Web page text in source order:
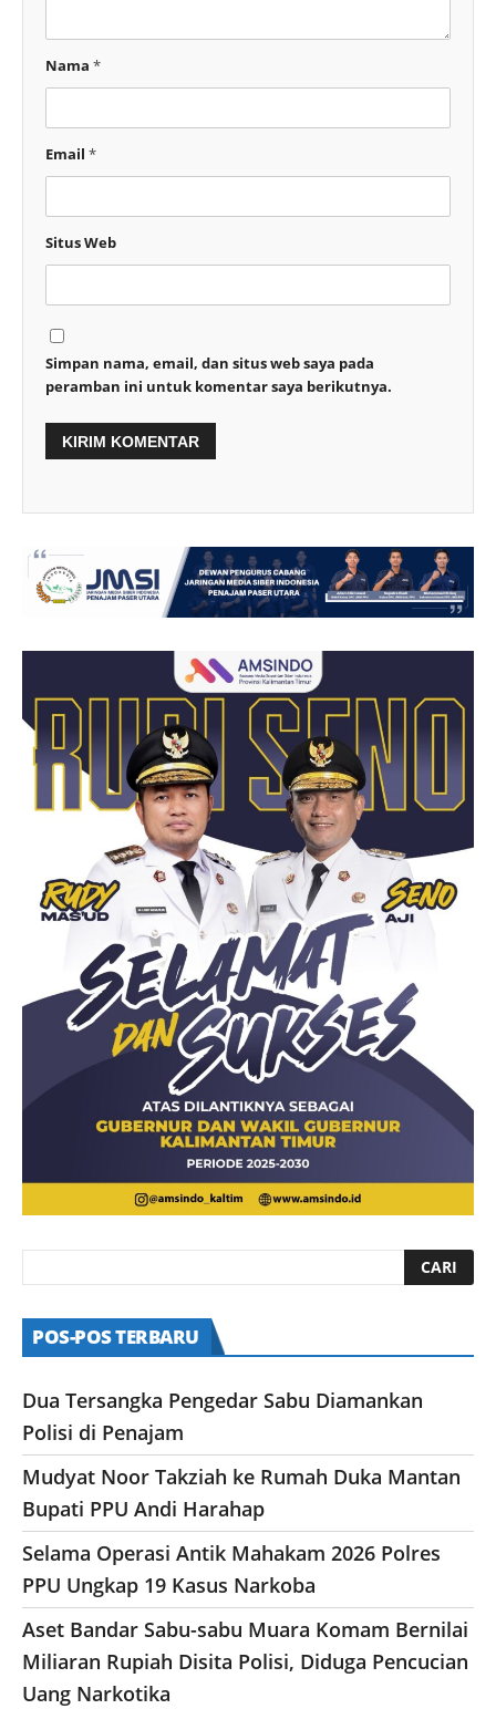
Nama *
Email *
Situs Web
Simpan nama, email, dan situs web saya pada
peramban ini untuk komentar saya berikutnya.
POS-POS TERBARU
Dua Tersangka Pengedar Sabu Diamankan
Polisi di Penajam
Mudyat Noor Takziah ke Rumah Duka Mantan
Bupati PPU Andi Harahap
Selama Operasi Antik Mahakam 2026 Polres
PPU Ungkap 19 Kasus Narkoba
Aset Bandar Sabu-sabu Muara Komam Bernilai
Miliaran Rupiah Disita Polisi, Diduga Pencucian
Uang Narkotika